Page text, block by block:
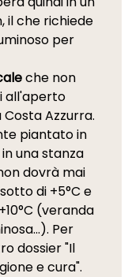
il che richiede
per
che non
all'aperto
Azzurra.
piantato in
una stanza
dovrà mai
di +5°C e
(veranda
Per
dossier "Il
e cura".